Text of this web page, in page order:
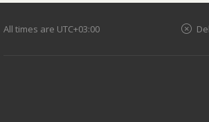
All times are UTC+03:00